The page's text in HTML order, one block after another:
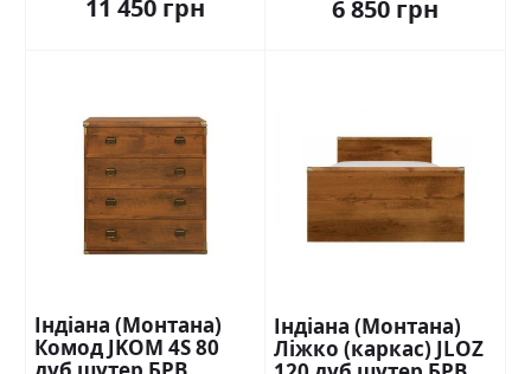
11 450 грн 6 850 грн
Індіана (Монтана)
Комод JKOM 4S 80
Індіана (Монтана)
Ліжко (каркас) JLOZ